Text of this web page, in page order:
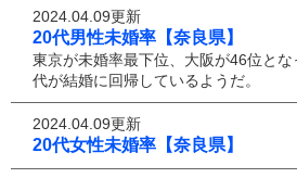
2024.04.09更新
20代男性未婚率【奈良県】
東京が未婚率最下位、大阪が46位と
代が結婚に回帰しているようだ。
2024.04.09更新
20代女性未婚率【奈良県】